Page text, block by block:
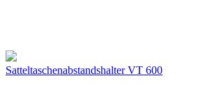
Satteltaschenabstandshalter VT 600